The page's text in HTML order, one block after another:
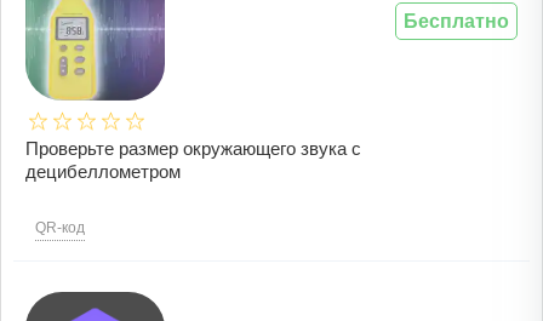
Проверьте размер окружающего звука с
децибеллометром
QR-код
Бесплатно